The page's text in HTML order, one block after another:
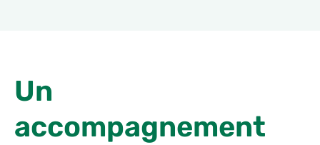
Un
accompagnement